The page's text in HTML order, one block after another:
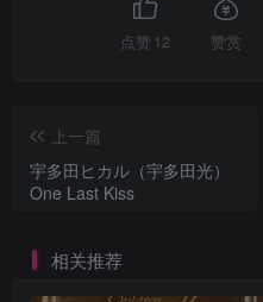
点赞 12 赞赏
上一篇
宇多田ヒカル（宇多田光）
One Last Kiss
相关推荐